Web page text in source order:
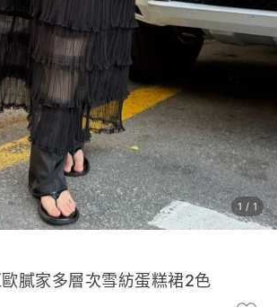
1 / 1
膩家多層次雪紡蛋糕裙2色